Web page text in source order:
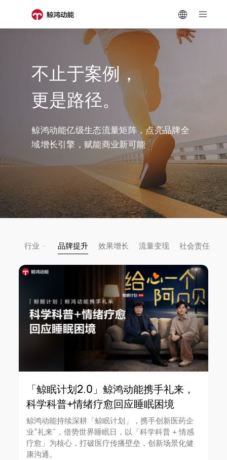
不止于案例，
更是路径。
鲸鸿动能亿级生态流量矩阵，点亮品牌全
域增长引擎，赋能商业新可能
行业
大健康
奢品美妆
大快消
汽车
影音阅读
游戏
数码3C
地产
ESG
重置 确定
品牌提升 效果增长 流量变现 社会责任
「鲸眠计划2.0」鲸鸿动能携手礼来，
科学科普+情绪疗愈回应睡眠困境
鲸鸿动能持续深耕「鲸眠计划」，携手创新医药企
业“礼来”，借势世界睡眠日，以「科学科普 + 情感
疗愈」为核心，打破医疗传播壁垒，创新场景化健
康沟通。